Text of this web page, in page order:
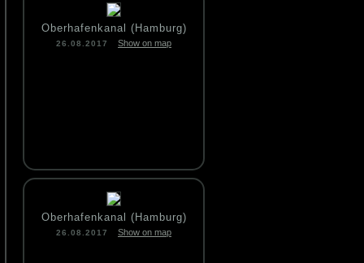
Oberhafenkanal (Hamburg)
26.08.2017 Show on map
Oberhafenkanal (Hamburg)
26.08.2017 Show on map